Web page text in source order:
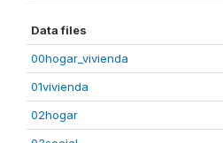
Data files
00hogar_vivienda
01vivienda
02hogar